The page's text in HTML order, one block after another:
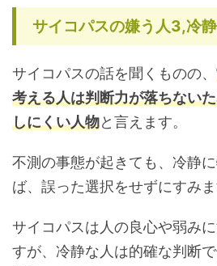
サイコパスの嫌う人3,冷
サイコパスの話を聞くものの、
考える人は判断力が落ちない
しにくい人物と言えます。
不測の事態が起きても、冷静
ば、誤った選択をせずにすみま
サイコパスは人の良心や弱み
すが、冷静な人は的確な判断